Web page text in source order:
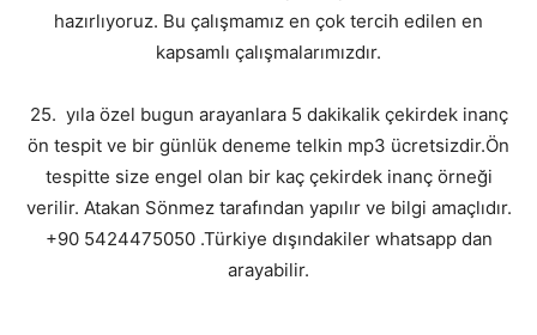
hazırlıyoruz. Bu çalışmamız en çok tercih edilen en
kapsamlı çalışmalarımızdır.
25. yıla özel bugun arayanlara 5 dakikalik çekirdek inanç
ön tespit ve bir günlük deneme telkin mp3 ücretsizdir.Ön
tespitte size engel olan bir kaç çekirdek inanç örneği
verilir. Atakan Sönmez tarafından yapılır ve bilgi amaçlıdır.
+90 5424475050 .Türkiye dışındakiler whatsapp dan
arayabilir.